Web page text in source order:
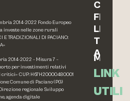
2014-2022 Fondo Europeo
investe nelle zone rurali
E TRADIZIONALI DI PACIANO:
2014-2022 – Misura 7 –
per investimenti relativi
CUP: H67H20000480001
Comune di Paciano (PG)
regionale Sviluppo
agenda digitale
COTTO
FERRO
LEGNO
ALTRE
LINK
UTILI